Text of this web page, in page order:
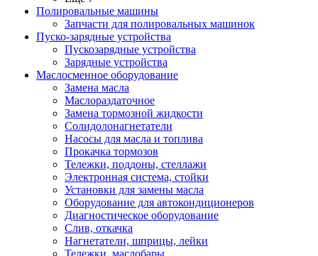
Полировальные машины
Запчасти для полировальных машинок
Пуско-зарядные устройства
Пускозарядные устройства
Зарядные устройства
Маслосменное оборудование
Замена масла
Маслораздаточное
Замена тормозной жидкости
Солидолонагнетатели
Насосы для масла и топлива
Прокачка тормозов
Тележки, поддоны, стеллажи
Электронная система, стойки
Установки для замены масла
Оборудование для автокондиционеров
Диагностическое оборудование
Слив, откачка
Нагнетатели, шприцы, лейки
Тележки, маслобары